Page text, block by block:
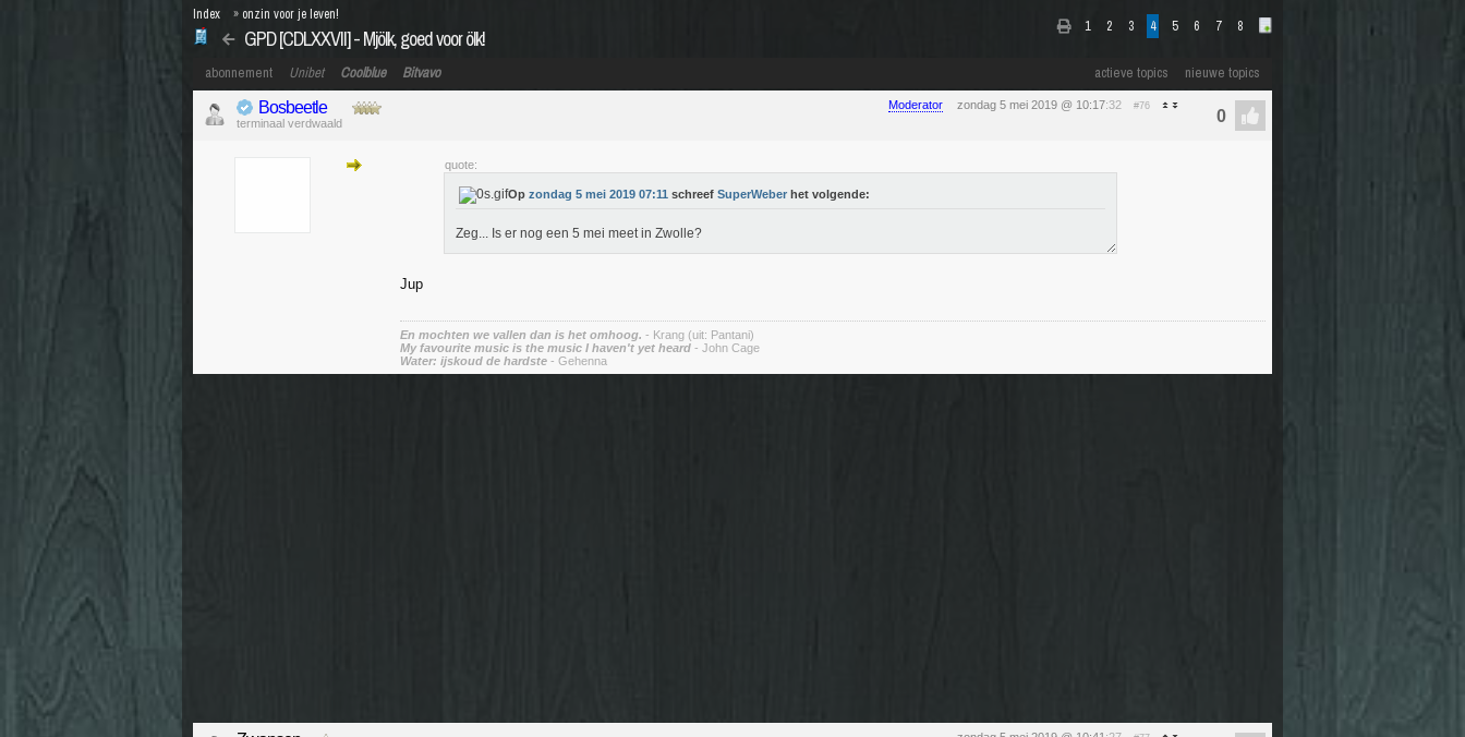
1 2 3 4 5 6 7 8
GPD [CDLXXVII] - Mjölk, goed voor ölk!
Index » onzin voor je leven!
actieve topics nieuwe topics
abonnement Unibet Coolblue Bitvavo
Moderator zondag 5 mei 2019 @ 10:17:32 #76
Bosbeetle
terminaal verdwaald
quote:
Op zondag 5 mei 2019 07:11 schreef SuperWeber het volgende:
Zeg... Is er nog een 5 mei meet in Zwolle?
Jup
En mochten we vallen dan is het omhoog. - Krang (uit: Pantani)
My favourite music is the music I haven't yet heard - John Cage
Water: ijskoud de hardste - Gehenna